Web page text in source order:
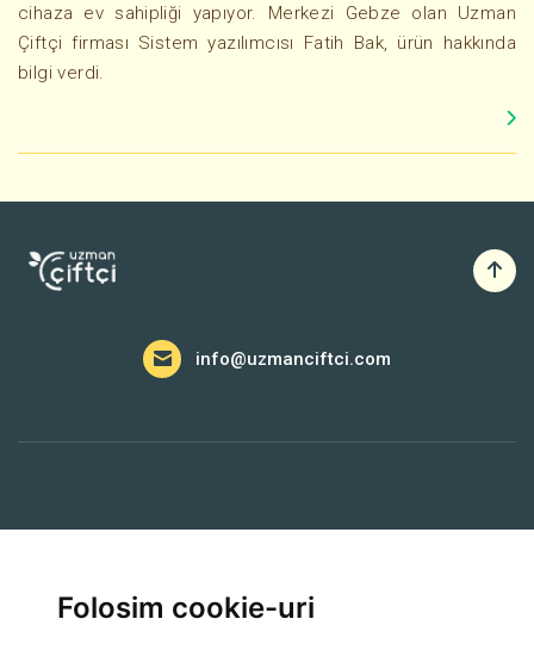
Folosim cookie-uri
cihaza ev sahipliği yapıyor. Merkezi Gebze olan Uzman
Çiftçi firması Sistem yazılımcısı Fatih Bak, ürün hakkında
bilgi verdi.
info@uzmanciftci.com
Farmer API